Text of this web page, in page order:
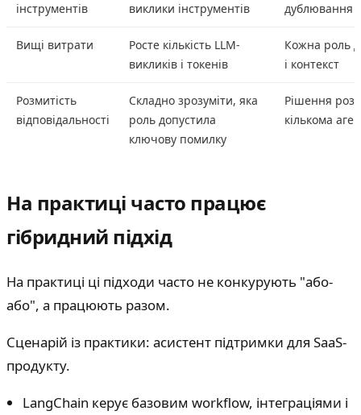
інструментів
виклики інструментів
дублювання і
Вищі витрати
Росте кількість LLM-
викликів і токенів
Кожна роль
і контекст
Розмитість
відповідальності
Складно зрозуміти, яка
роль допустила
ключову помилку
Рішення
кількома
На практиці часто працює
гібридний підхід
На практиці ці підходи часто не конкурують "або-
або", а працюють разом.
Сценарій із практики: асистент підтримки для SaaS-
продукту.
LangChain керує базовим workflow, інтеграціями і